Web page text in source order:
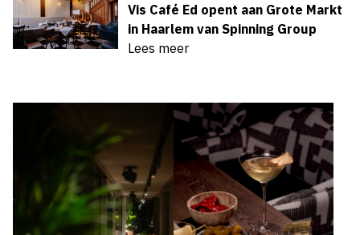
Vis Café Ed opent aan Grote Markt
in Haarlem van Spinning Group
Lees meer